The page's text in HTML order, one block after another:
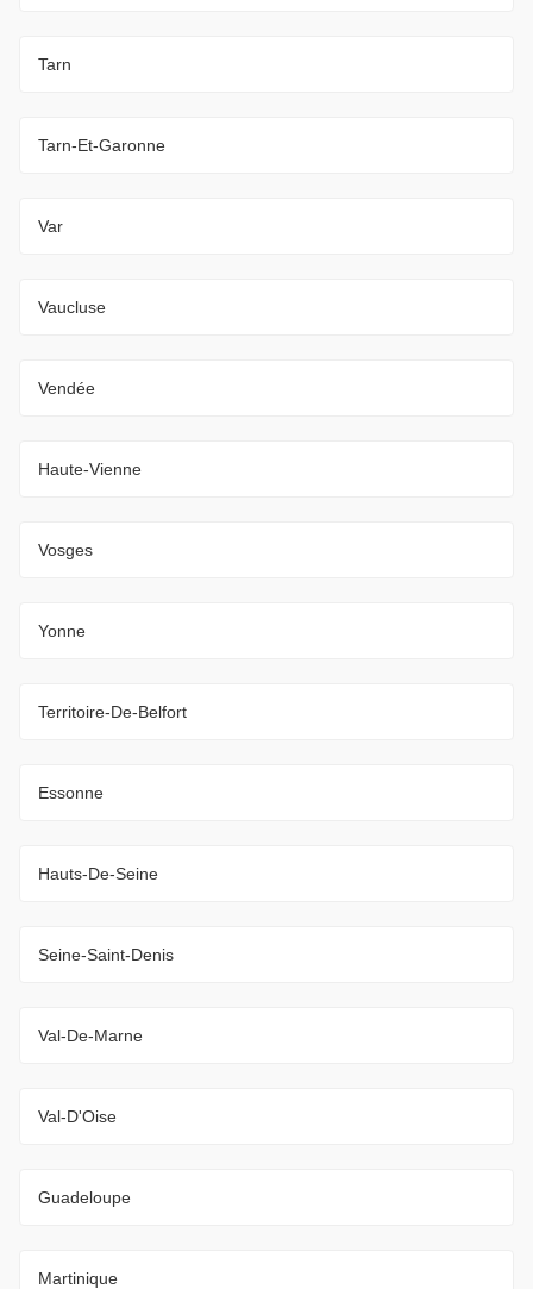
Tarn
Tarn-Et-Garonne
Var
Vaucluse
Vendée
Haute-Vienne
Vosges
Yonne
Territoire-De-Belfort
Essonne
Hauts-De-Seine
Seine-Saint-Denis
Val-De-Marne
Val-D'Oise
Guadeloupe
Martinique